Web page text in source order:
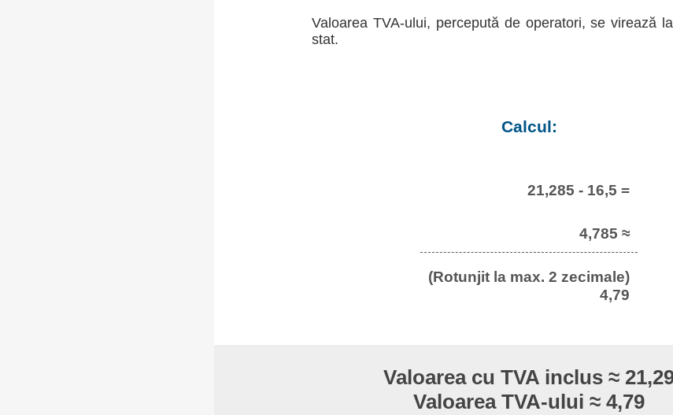
Valoarea TVA-ului, percepută de operatori, se virează
stat.
Calcul:
21,285 - 16,5 =
4,785 ≈
(Rotunjit la max. 2 zecimale)
4,79
Valoarea cu TVA inclus ≈
Valoarea TVA-ului ≈ 4,79